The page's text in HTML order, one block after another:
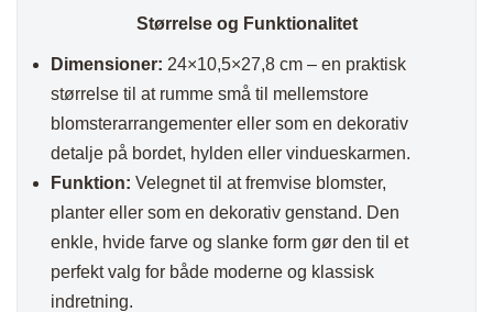
Størrelse og Funktionalitet
Dimensioner: 24×10,5×27,8 cm – en praktisk
størrelse til at rumme små til mellemstore
blomsterarrangementer eller som en dekorativ
detalje på bordet, hylden eller vindueskarmen.
Funktion: Velegnet til at fremvise blomster,
planter eller som en dekorativ genstand. Den
enkle, hvide farve og slanke form gør den til et
perfekt valg for både moderne og klassisk
indretning.